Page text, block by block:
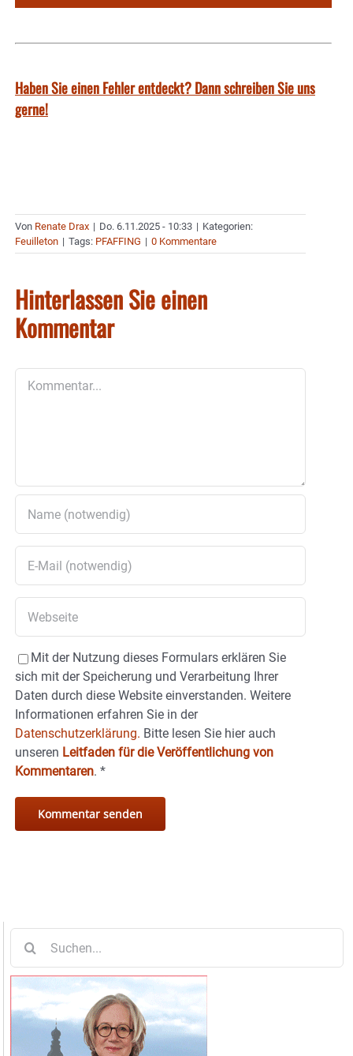
Haben Sie einen Fehler entdeckt? Dann schreiben Sie uns
gerne!
Von Renate Drax | Do. 6.11.2025 - 10:33 | Kategorien:
Feuilleton | Tags: PFAFFING | 0 Kommentare
Hinterlassen Sie einen
Kommentar
Mit der Nutzung dieses Formulars erklären Sie
sich mit der Speicherung und Verarbeitung Ihrer
Daten durch diese Website einverstanden. Weitere
Informationen erfahren Sie in der
Datenschutzerklärung. Bitte lesen Sie hier auch
unseren Leitfaden für die Veröffentlichung von
Kommentaren. *
nach: